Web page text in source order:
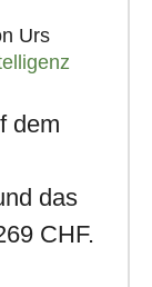
Urs
dem
das
CHF.